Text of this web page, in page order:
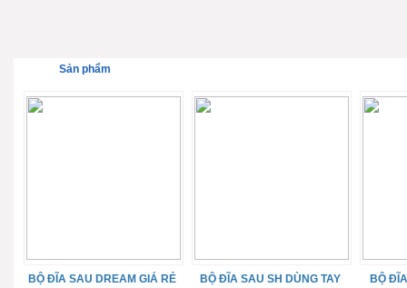
Sản phẩm
BỘ ĐĨA SAU DREAM GIÁ RẺ
BỘ ĐĨA SAU SH DÙNG TAY
BỘ